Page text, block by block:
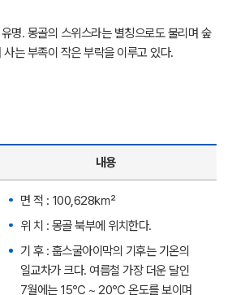
명. 몽골의 스위스라는 별칭으로도 불리며 숲
는 부족이 작은 부락을 이루고 있다.
내용
면 적 : 100,628㎢
위 치 : 몽골 북부에 위치한다.
기 후 : 훕스굴아이막의 기후는 기온의
일교차가 크다. 여름철 가장 더운 달인
7월에는 15℃ ~ 20℃ 온도를 보이며